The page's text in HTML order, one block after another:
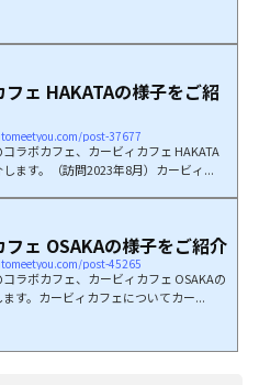
フェ HAKATAの様子をご紹
post-37677
ラボカフェ、カービィカフェ HAKATA
ます。（訪問2023年8月）カービィ...
フェ OSAKAの様子をご紹介
post-45265
ラボカフェ、カービィカフェ OSAKAの
す。カービィカフェについてカー...